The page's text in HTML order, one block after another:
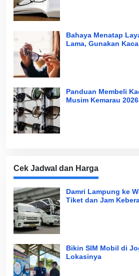
Bahaya Menatap
Lama, Gunakan
Panduan Membeli
Musim Kemarau 2026
Cek Jadwal dan Harga
Damri Lampung ke
Tiket dan Jam
Bikin SIM Mobil di
Lokasinya